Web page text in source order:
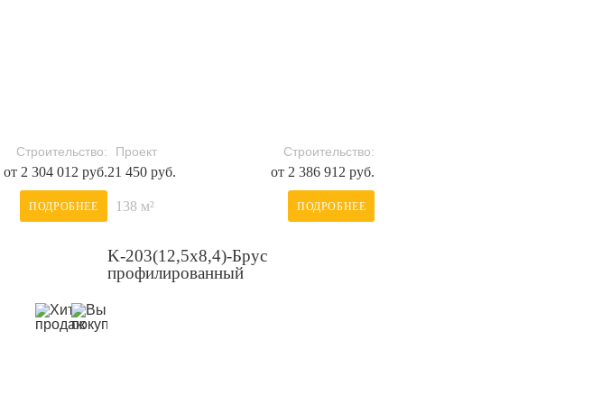
Строительство:
от 2 304 012 руб.
ПОДРОБНЕЕ
Проект
21 450 руб.
Строительство:
от 2 386 912 руб.
138 м² ПОДРОБНЕЕ
K-203(12,5x8,4)-Брус
профилированный